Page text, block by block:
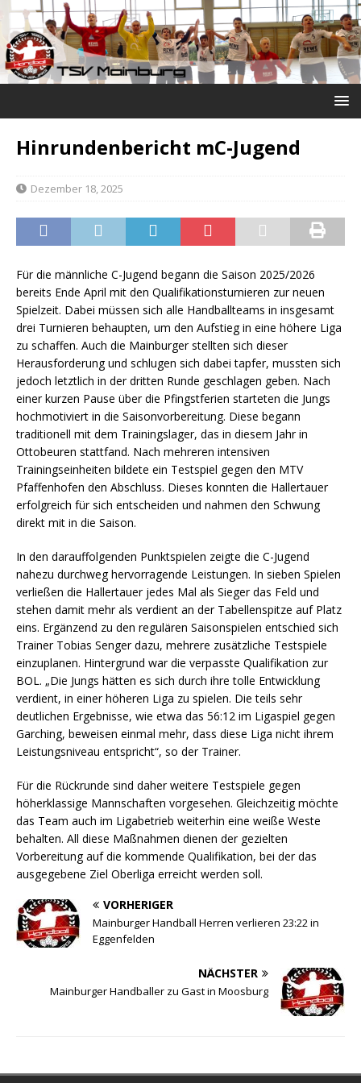
Hinrundenbericht mC-Jugend
Dezember 18, 2025
Für die männliche C-Jugend begann die Saison 2025/2026
bereits Ende April mit den Qualifikationsturnieren zur neuen
Spielzeit. Dabei müssen sich alle Handballteams in insgesamt
drei Turnieren behaupten, um den Aufstieg in eine höhere Liga
zu schaffen. Auch die Mainburger stellten sich dieser
Herausforderung und schlugen sich dabei tapfer, mussten sich
jedoch letztlich in der dritten Runde geschlagen geben. Nach
einer kurzen Pause über die Pfingstferien starteten die Jungs
hochmotiviert in die Saisonvorbereitung. Diese begann
traditionell mit dem Trainingslager, das in diesem Jahr in
Ottobeuren stattfand. Nach mehreren intensiven
Trainingseinheiten bildete ein Testspiel gegen den MTV
Pfaffenhofen den Abschluss. Dieses konnten die Hallertauer
erfolgreich für sich entscheiden und nahmen den Schwung
direkt mit in die Saison.
In den darauffolgenden Punktspielen zeigte die C-Jugend
nahezu durchweg hervorragende Leistungen. In sieben Spielen
verließen die Hallertauer jedes Mal als Sieger das Feld und
stehen damit mehr als verdient an der Tabellenspitze auf Platz
eins. Ergänzend zu den regulären Saisonspielen entschied sich
Trainer Tobias Senger dazu, mehrere zusätzliche Testspiele
einzuplanen. Hintergrund war die verpasste Qualifikation zur
BOL. „Die Jungs hätten es sich durch ihre tolle Entwicklung
verdient, in einer höheren Liga zu spielen. Die teils sehr
deutlichen Ergebnisse, wie etwa das 56:12 im Ligaspiel gegen
Garching, beweisen einmal mehr, dass diese Liga nicht ihrem
Leistungsniveau entspricht“, so der Trainer.
Für die Rückrunde sind daher weitere Testspiele gegen
höherklassige Mannschaften vorgesehen. Gleichzeitig möchte
das Team auch im Ligabetrieb weiterhin eine weiße Weste
behalten. All diese Maßnahmen dienen der gezielten
Vorbereitung auf die kommende Qualifikation, bei der das
ausgegebene Ziel Oberliga erreicht werden soll.
VORHERIGER
Mainburger Handball Herren verlieren 23:22 in
Eggenfelden
NÄCHSTER
Mainburger Handballer zu Gast in Moosburg